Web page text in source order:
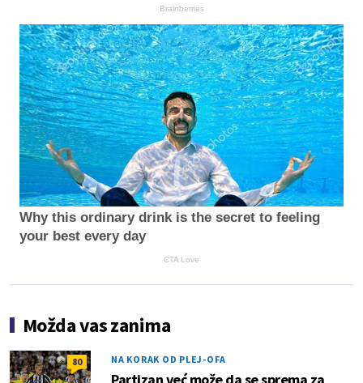
Brainberries
Why this ordinary drink is the secret to feeling
your best every day
CTA Love
Možda vas zanima
80 NA KORAK OD PLEJ-OFA